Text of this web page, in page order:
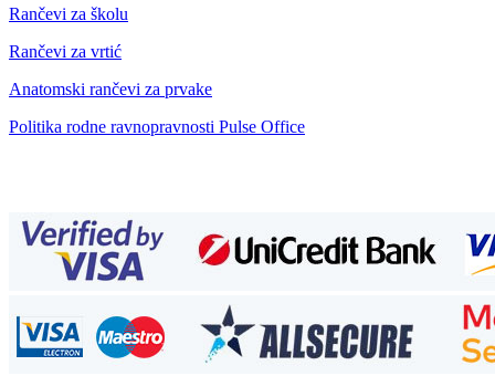
Rančevi za školu
Rančevi za vrtić
Anatomski rančevi za prvake
Politika rodne ravnopravnosti Pulse Office